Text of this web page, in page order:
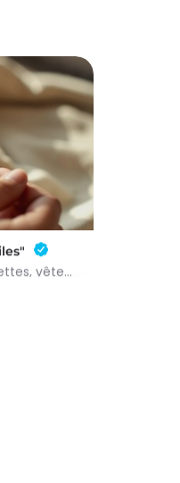
À partir d’exemples concrets (étiquettes, vêtements, matières), nous découvrirons ce qui se cache derrière…
sur-Sûre